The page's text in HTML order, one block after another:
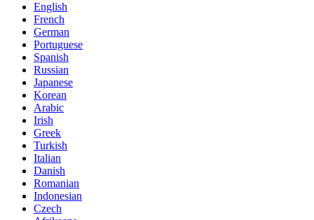
English
French
German
Portuguese
Spanish
Russian
Japanese
Korean
Arabic
Irish
Greek
Turkish
Italian
Danish
Romanian
Indonesian
Czech